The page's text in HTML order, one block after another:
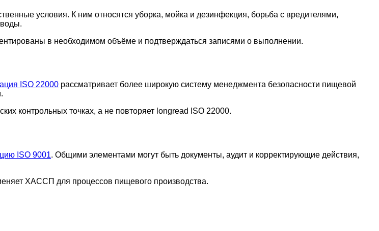
условия. К ним относятся уборка, мойка и дезинфекция, борьба с вредителями,
в необходимом объёме и подтверждаться записями о выполнении.
ISO 22000 рассматривает более широкую систему менеджмента безопасности пищевой
контрольных точках, а не повторяет longread ISO 22000.
ISO 9001. Общими элементами могут быть документы, аудит и корректирующие действия,
ХАССП для процессов пищевого производства.